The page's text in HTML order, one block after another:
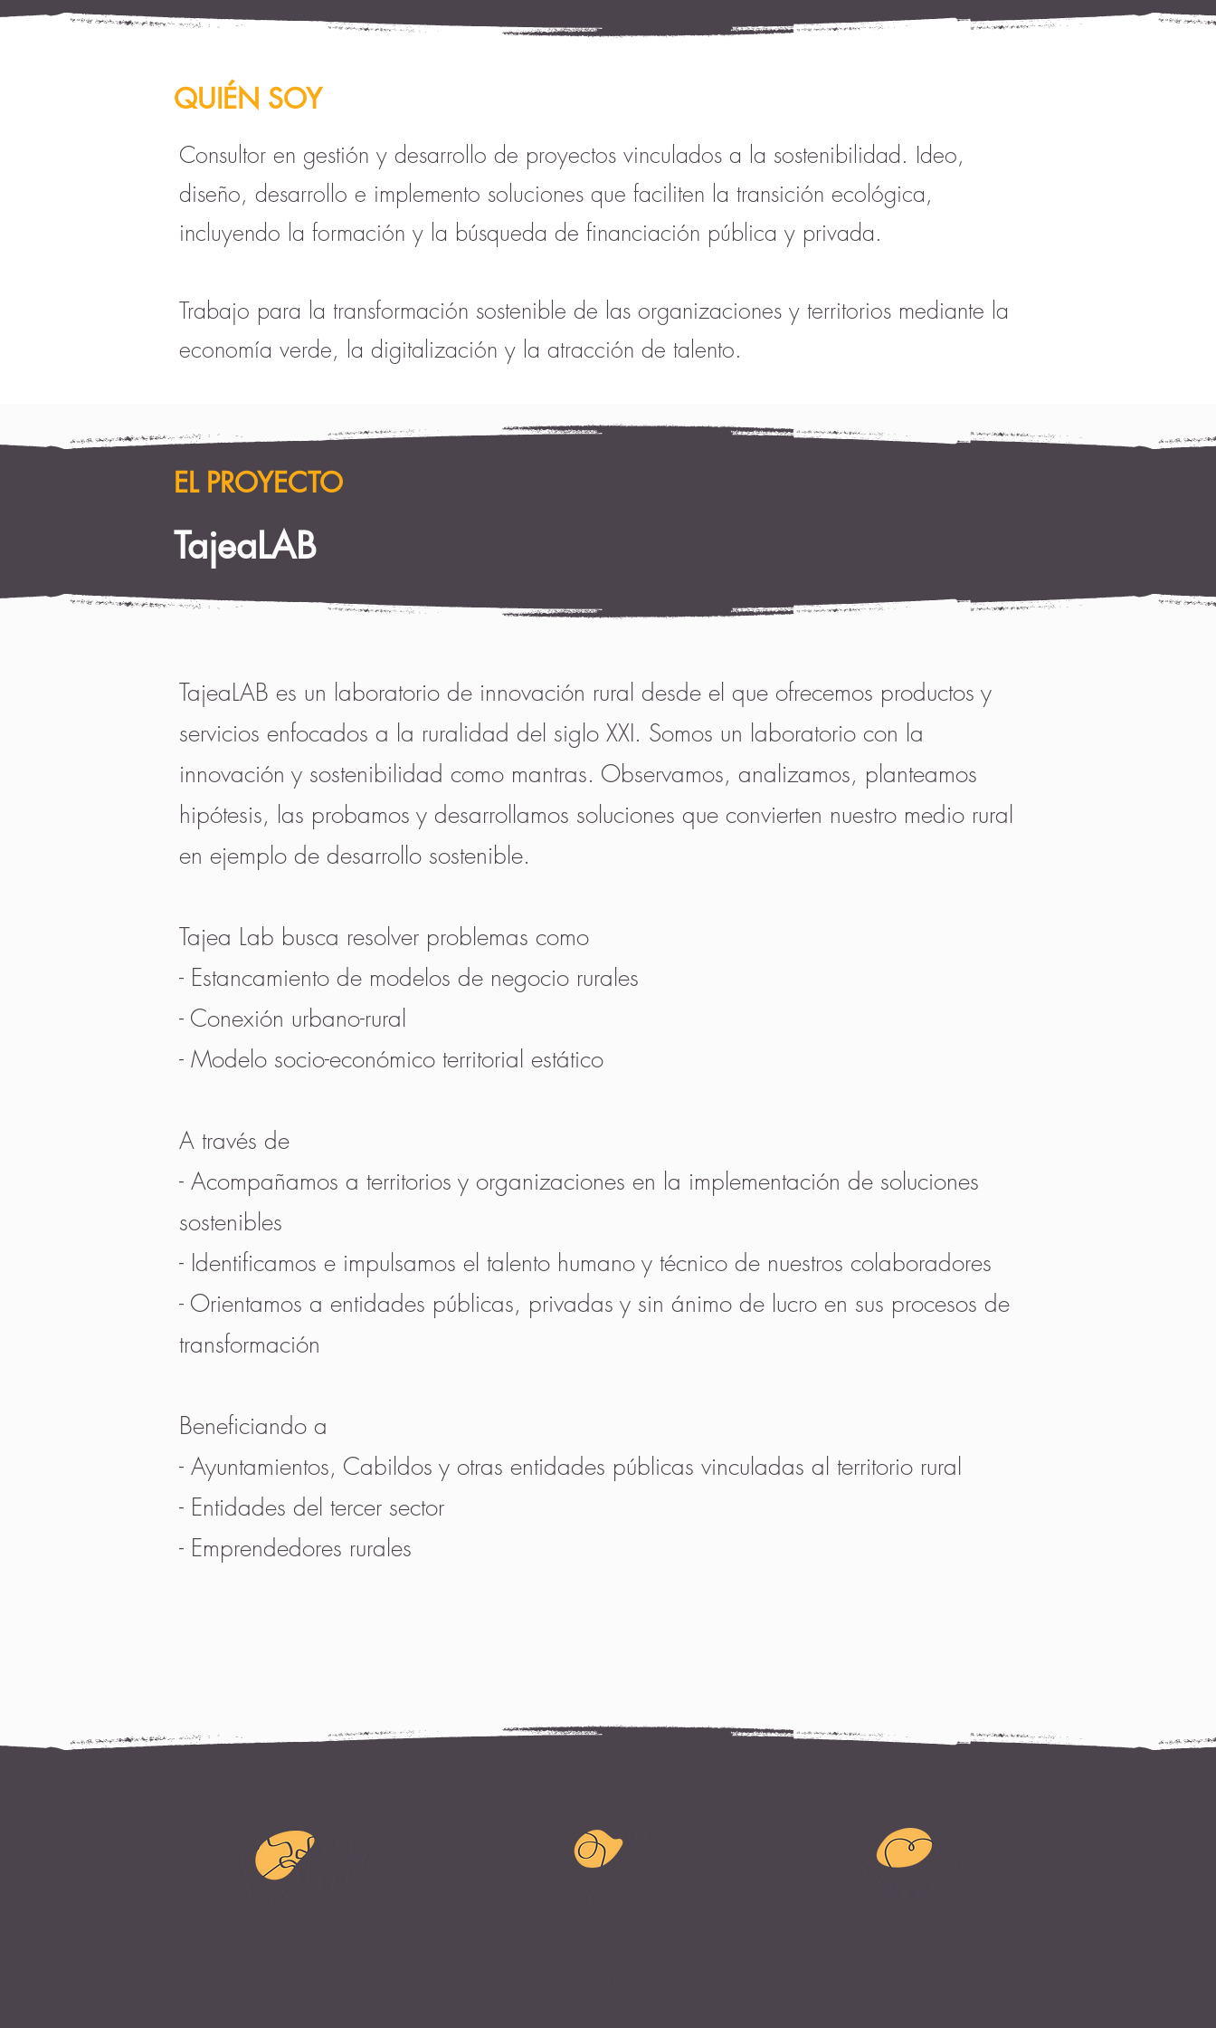
QUIÉN SOY
Consultor en gestión y desarrollo de proyectos vinculados a la sostenibilidad. Ideo,
diseño, desarrollo e implemento soluciones que faciliten la transición ecológica,
incluyendo la formación y la búsqueda de financiación pública y privada.
Trabajo para la transformación sostenible de las organizaciones y territorios mediante la
economía verde, la digitalización y la atracción de talento.
EL PROYECTO
TajeaLAB
TajeaLAB es un laboratorio de innovación rural desde el que ofrecemos productos y
servicios enfocados a la ruralidad del siglo XXI. Somos un laboratorio con la
innovación y sostenibilidad como mantras. Observamos, analizamos, planteamos
hipótesis, las probamos y desarrollamos soluciones que convierten nuestro medio rural
en ejemplo de desarrollo sostenible.
Tajea Lab busca resolver problemas como
- Estancamiento de modelos de negocio rurales
- Conexión urbano-rural
- Modelo socio-económico territorial estático
A través de
- Acompañamos a territorios y organizaciones en la implementación de soluciones
sostenibles
- Identificamos e impulsamos el talento humano y técnico de nuestros colaboradores
- Orientamos a entidades públicas, privadas y sin ánimo de lucro en sus procesos de
transformación
Beneficiando a
- Ayuntamientos, Cabildos y otras entidades públicas vinculadas al territorio rural
- Entidades del tercer sector
- Emprendedores rurales